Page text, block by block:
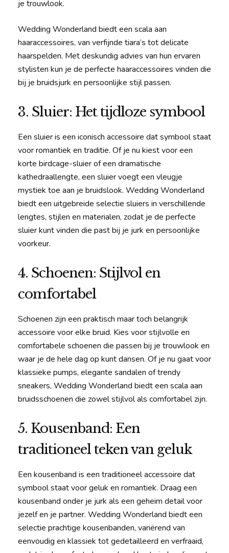
je trouwlook.
Wedding Wonderland biedt een scala aan
haaraccessoires, van verfijnde tiara’s tot delicate
haarspelden. Met deskundig advies van hun ervaren
stylisten kun je de perfecte haaraccessoires vinden die
bij je bruidsjurk en persoonlijke stijl passen.
3. Sluier: Het tijdloze symbool
Een sluier is een iconisch accessoire dat symbool staat
voor romantiek en traditie. Of je nu kiest voor een
korte birdcage-sluier of een dramatische
kathedraallengte, een sluier voegt een vleugje
mystiek toe aan je bruidslook. Wedding Wonderland
biedt een uitgebreide selectie sluiers in verschillende
lengtes, stijlen en materialen, zodat je de perfecte
sluier kunt vinden die past bij je jurk en persoonlijke
voorkeur.
4. Schoenen: Stijlvol en
comfortabel
Schoenen zijn een praktisch maar toch belangrijk
accessoire voor elke bruid. Kies voor stijlvolle en
comfortabele schoenen die passen bij je trouwlook en
waar je de hele dag op kunt dansen. Of je nu gaat voor
klassieke pumps, elegante sandalen of trendy
sneakers, Wedding Wonderland biedt een scala aan
bruidsschoenen die zowel stijlvol als comfortabel zijn.
5. Kousenband: Een
traditioneel teken van geluk
Een kousenband is een traditioneel accessoire dat
symbool staat voor geluk en romantiek. Draag een
kousenband onder je jurk als een geheim detail voor
jezelf en je partner. Wedding Wonderland biedt een
selectie prachtige kousenbanden, variërend van
eenvoudig en klassiek tot gedetailleerd en verfraaid,